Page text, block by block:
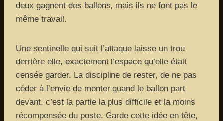
deux gagnent des ballons, mais ils ne font pas le
même travail.
Une sentinelle qui suit l’attaque laisse un trou
derrière elle, exactement l’espace qu’elle était
censée garder. La discipline de rester, de ne pas
céder à l’envie de monter quand le ballon part
devant, c’est la partie la plus difficile et la moins
récompensée du poste. Garde cette idée en tête,